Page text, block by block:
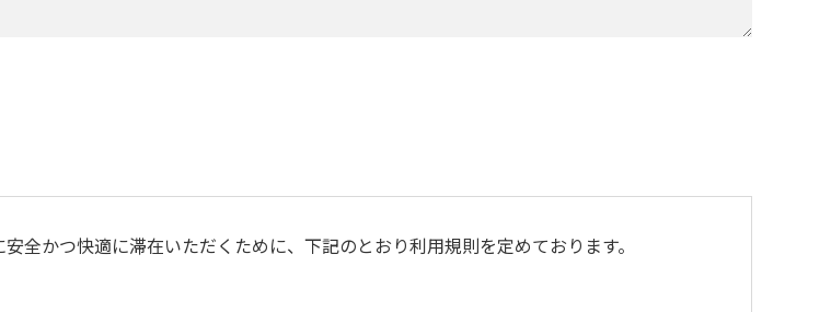
全かつ快適に滞在いただくために、下記のとおり利用規則を定めております。